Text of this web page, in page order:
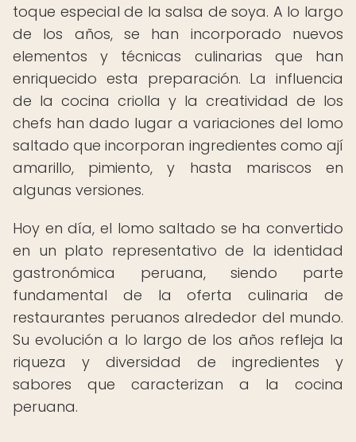
toque especial de la salsa de soya. A lo largo
de los años, se han incorporado nuevos
elementos y técnicas culinarias que han
enriquecido esta preparación. La influencia
de la cocina criolla y la creatividad de los
chefs han dado lugar a variaciones del lomo
saltado que incorporan ingredientes como ají
amarillo, pimiento, y hasta mariscos en
algunas versiones.
Hoy en día, el lomo saltado se ha convertido
en un plato representativo de la identidad
gastronómica peruana, siendo parte
fundamental de la oferta culinaria de
restaurantes peruanos alrededor del mundo.
Su evolución a lo largo de los años refleja la
riqueza y diversidad de ingredientes y
sabores que caracterizan a la cocina
peruana.